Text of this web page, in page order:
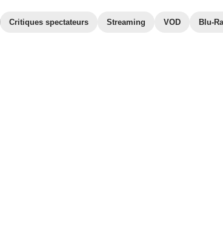
Critiques spectateurs Streaming VOD Blu-